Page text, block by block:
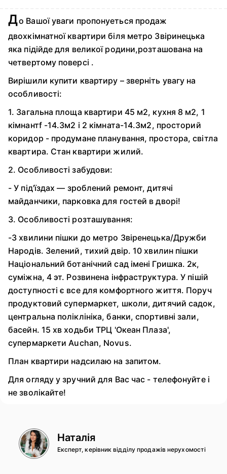
До Вашої уваги пропонуеться продаж
двохкімнатної квартири біля метро Звіринецька
яка підійде для великої родини,розташована на
четвертому поверсі .
Вирішили купити квартиру – зверніть увагу на
особливості:
1. Загальна площа квартири 45 м2, кухня 8 м2, 1
кімнантf -14.3м2 і 2 кімната-14.3м2, просторий
коридор - продумане планування, простора, світла
квартира. Стан квартири жилий.
2. Особливості забудови:
- У під'їздах — зроблений ремонт, дитячі
майданчики, парковка для гостей в дворі!
3. Особливості розташування:
-3 хвилини пішки до метро Звіренецька/Дружби
Народів. Зелений, тихий двір. 10 хвилин пішки
Національний ботанічний сад імені Гришка. 2к,
суміжна, 4 эт. Розвинена інфраструктура. У пішій
доступності є все для комфортного життя. Поруч
продуктовий супермаркет, школи, дитячий садок,
центральна поліклініка, банки, спортивні зали,
басейн. 15 хв ходьби ТРЦ 'Океан Плаза',
супермаркети Auchan, Novus.
План квартири надсилаю на запитом.
Для огляду у зручний для Вас час - телефонуйте і
не зволікайте!
Наталія
Експерт, керівник відділу продажів нерухомості